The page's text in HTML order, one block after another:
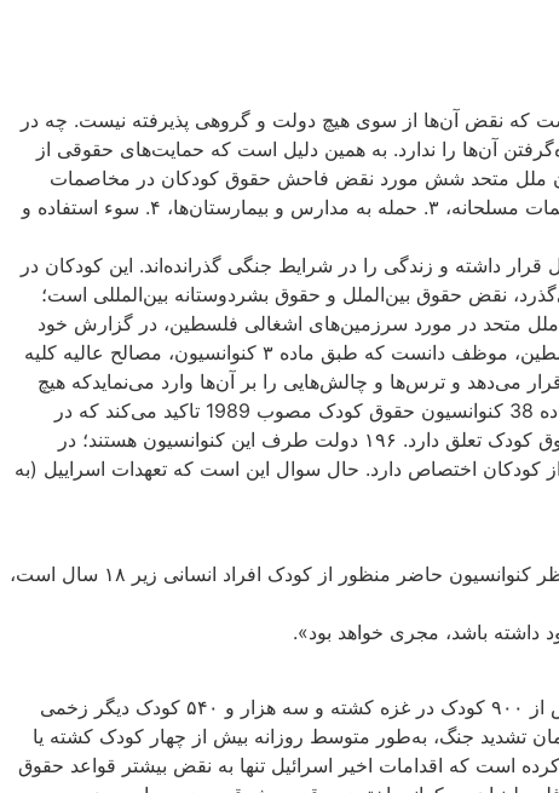
که نقض آن‌ها از سوی هیچ دولت و گروهی پذیرفته نیست. چه در
آن‌ها را ندارد. به همین دلیل است که حمایت‌های حقوقی از
ملل ‌متحد شش مورد نقض فاحش حقوق کودکان در مخاصمات
مسلحانه را مورد شناسایی قرار داده که عبارت‌اند از؛ ۱.کشتن و معلول ساختن کودکان، ۲.سربازگیری کودکان و استخدام آنان در مخاصمات مسلحانه، ۳. حمله به مدارس و بیمارستان‌ها، ۴. سوء استفاده و
بمباران اسراییل قرار داشته و زندگی را در شرایط جنگی گذرانده‌اند. این کودکان در
نقض حقوق بین‌الملل و حقوق بشردوستانه بین‌المللی است؛
ملل متحد در مورد سرزمین‌های اشغالی فلسطین، در گزارش خود
مورخ ۲۰ اکتبر ۲۰۲۳ میلادی اسرائیل را به عنوان یکی از طرفین کنوانسیون حقوق کودک و قدرت اشغالگر در سرزمین‌های اشغالی فلسطین، موظف دانست که طبق ماده‌ ۳ کنوانسیون، مصالح عالیه‌ کلیه
می‌دهد و ترس‌ها و چالش‌هایی را بر آن‌ها وارد می‌نمایدکه هیچ
کودکی نباید آن را تحمل کند. عدم پاسخگویی در قبال اقدامات اسرائیل، نادیده گرفتن تعهدات بین‌المللی و نقض حقوق بین‌الملل است، ماده 38 کنوانسیون حقوق کودک مصوب 1989 تاکید می‌کند که در
مخاصمات مسلحانه باید از کودکان حمایت ویژه به عمل آید. بالاترین تعداد دولت‌های عضو در یک معاهده‌ حقوق بشری،‌ به کنوانسیون حقوق کودک تعلق دارد. ۱۹۶ دولت طرف این کنوانسیون هستند؛ در
خاص از کودکان اختصاص دارد. حال سوال این است که تعهدات اسراییل (به
۱-۱. کودک شخصی است که به سن ۱۸ سالگی نرسیده است. همان طور که کنوانسیون حقوق کودک در ماده‌ ۱ خود اشعار می‌دارد: از نظر کنوانسیون حاضر منظور از کودک افراد انسانی زیر ۱۸ سال است،
با گذشت بیش از چهل روز از حمله‌ اسرائیل به غزه، صندوق کودکان ملل متحد(یونیسف) گزارش داده است که تا کنون در جنگ غزه بیش از ۹۰۰ کودک در غزه کشته و سه هزار و ۵۴۰ کودک دیگر زخمی
تشدید جنگ، به‌طور متوسط روزانه بیش از چهار کودک کشته یا
است که اقدامات اخیر اسرائیل تنها به نقض بیشتر قواعد حقوق